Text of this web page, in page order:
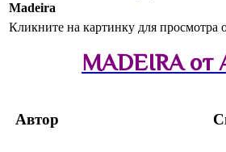
Madeira
Кликните на картинку для просмотра
MADEIRA
Автор